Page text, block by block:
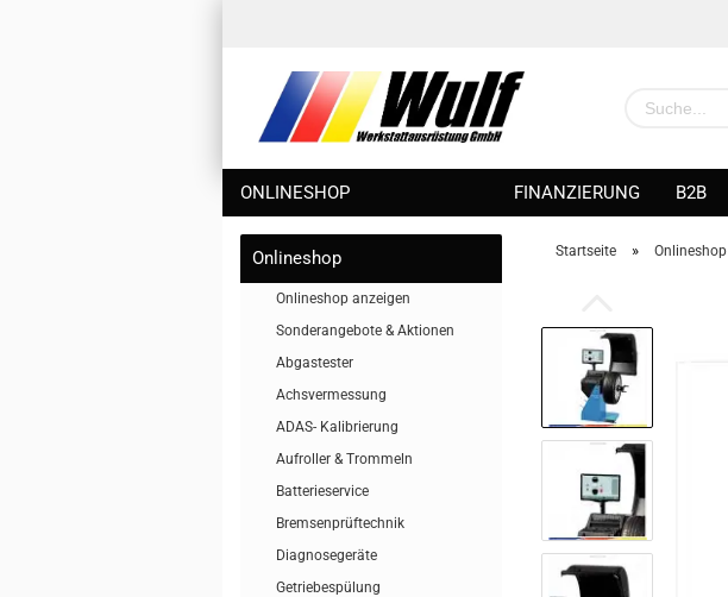
ONLINESHOP FINANZIERUNG B2B
Startseite » Onlineshop
Onlineshop
Onlineshop anzeigen
Sonderangebote & Aktionen
Abgastester
Achsvermessung
ADAS- Kalibrierung
Aufroller & Trommeln
Batterieservice
Bremsenprüftechnik
Diagnosegeräte
Getriebespülung